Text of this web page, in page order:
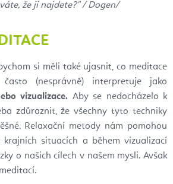
že ji najdete?" /Dogen/
si měli také ujasnit, co meditace
(nesprávně) interpretuje jako
vizualizace. Aby se nedocházelo k
zdůraznit, že všechny tyto techniky
Relaxační metody nám pomohou
situacích a během vizualizací
o našich cílech v našem mysli. Avšak